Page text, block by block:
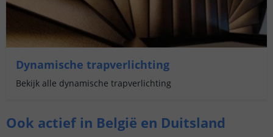
Dynamische trapverlichting
Bekijk alle dynamische trapverlichting
Ook actief in België en Duitsland